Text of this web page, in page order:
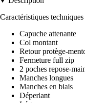
Caractéristiques techniques
Capuche attenante
Col montant
Retour protège-
Fermeture full zip
2 poches repose-
Manches longues
Manches en biais
Déperlant